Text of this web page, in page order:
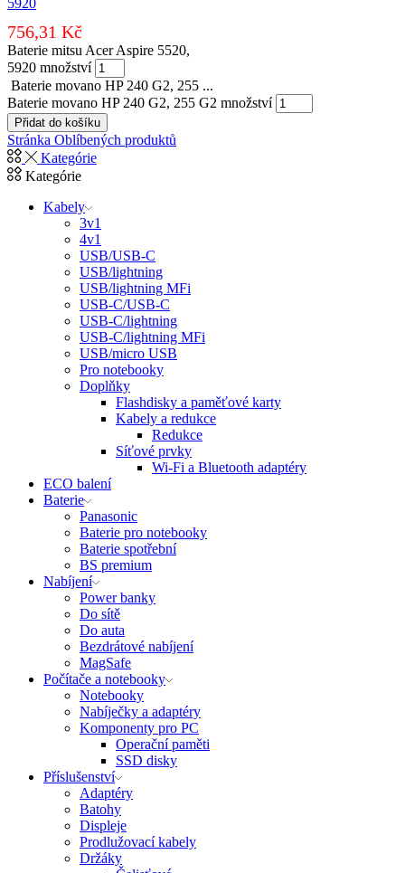
756,31 Kč
Baterie mitsu Acer Aspire 5520,
5920 množství
Baterie movano HP 240 G2, 255 ...
Baterie movano HP 240 G2, 255 G2 množství
Přidat do košíku
Stránka Oblíbených produktů
Kategórie
Kategórie
Kabely
3v1
4v1
USB/USB-C
USB/lightning
USB/lightning MFi
USB-C/USB-C
USB-C/lightning
USB-C/lightning MFi
USB/micro USB
Pro notebooky
Doplňky
Flashdisky a paměťové karty
Kabely a redukce
Redukce
Síťové prvky
Wi-Fi a Bluetooth adaptéry
ECO balení
Baterie
Panasonic
Baterie pro notebooky
Baterie spotřební
BS premium
Nabíjení
Power banky
Do sítě
Do auta
Bezdrátové nabíjení
MagSafe
Počítače a notebooky
Notebooky
Nabíječky a adaptéry
Komponenty pro PC
Operační paměti
SSD disky
Příslušenství
Adaptéry
Batohy
Displeje
Prodlužovací kabely
Držáky